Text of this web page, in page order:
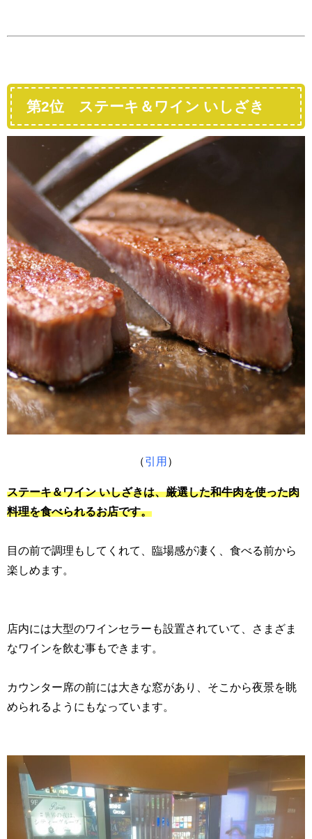
第2位 ステーキ＆ワイン いしざき
（引用 ）
ステーキ＆ワイン いしざきは、厳選した和牛肉を使った肉
料理を食べられるお店です。
目の前で調理もしてくれて、臨場感が凄く、食べる前から
楽しめます。
店内には大型のワインセラーも設置されていて、さまざま
なワインを飲む事もできます。
カウンター席の前には大きな窓があり、そこから夜景を眺
められるようにもなっています。